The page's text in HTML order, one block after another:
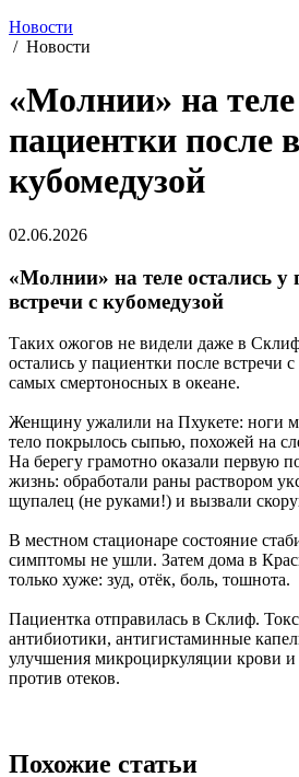
Новости
/ Новости
«Молнии» на теле
пациентки после
кубомедузой
02.06.2026
«Молнии» на теле остались у
встречи с кубомедузой
Таких ожогов не видели даже в
остались у пациентки после встречи
самых смертоносных в океане.
Женщину ужалили на Пхукете: ноги
тело покрылось сыпью, похожей на
На берегу грамотно оказали первую
жизнь: обработали раны раствором
щупалец (не руками!) и вызвали
В местном стационаре состояние
симптомы не ушли. Затем дома в
только хуже: зуд, отёк, боль, тошнота.
Пациентка отправилась в Склиф.
антибиотики, антигистаминные
улучшения микроциркуляции крови
против отеков.
Похожие статьи